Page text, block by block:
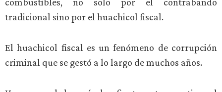
tradicional sino por el huachicol fiscal.
El huachicol fiscal es un fenómeno de corrupción
criminal que se gestó a lo largo de muchos años.